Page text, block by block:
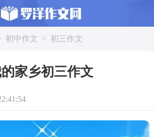
初中作文 > 初三作文
家乡初三作文